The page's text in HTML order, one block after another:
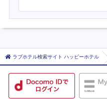
ラブホテル検索サイト ハッピーホテル